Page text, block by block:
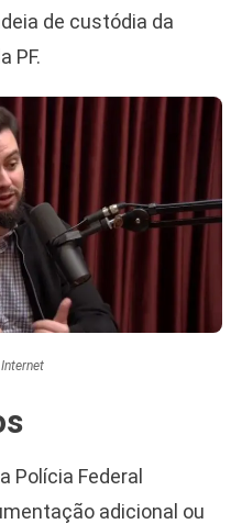
de custódia da
PF.
Polícia Federal
adicional ou